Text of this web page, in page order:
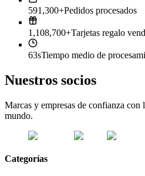
591,300+Pedidos procesados
1,108,700+Tarjetas regalo
63sTiempo medio de
Nuestros socios
Marcas y empresas de confianza con
mundo.
Categorías